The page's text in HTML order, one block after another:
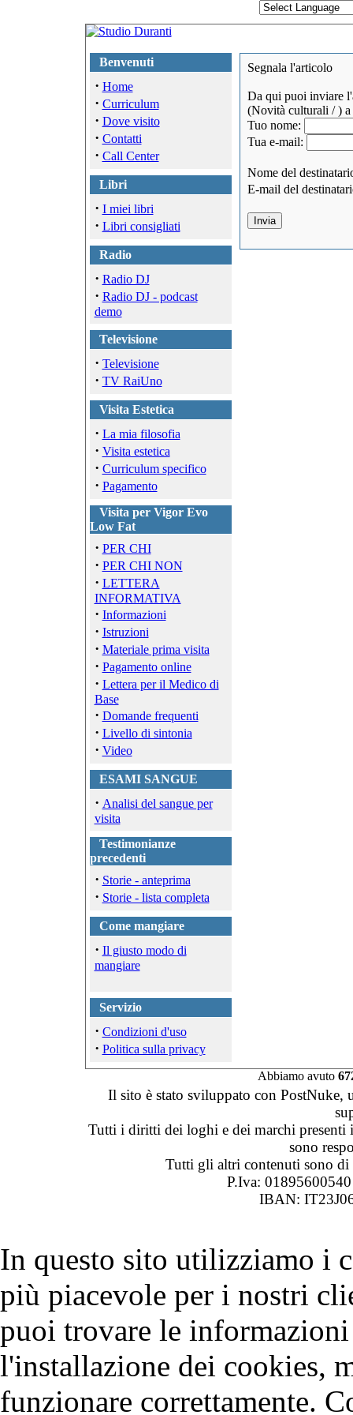
Benvenuti
· Home
· Curriculum
· Dove visito
· Contatti
· Call Center
Libri
· I miei libri
· Libri consigliati
Radio
· Radio DJ
· Radio DJ - podcast
demo
Televisione
· Televisione
· TV RaiUno
Visita Estetica
· La mia filosofia
· Visita estetica
· Curriculum specifico
· Pagamento
Visita per Vigor Evo
Low Fat
· PER CHI
· PER CHI NON
· LETTERA
INFORMATIVA
· Informazioni
· Istruzioni
· Materiale prima visita
· Pagamento online
· Lettera per il Medico di
Base
· Domande frequenti
· Livello di sintonia
· Video
ESAMI SANGUE
· Analisi del sangue per
visita
Testimonianze
precedenti
· Storie - anteprima
· Storie - lista completa
Come mangiare
· Il giusto modo di
mangiare
Servizio
· Condizioni d'uso
· Politica sulla privacy
Segnala l'articolo
Da qui puoi inviare
(Novità culturali / )a
Tuo nome:
Tua e-mail:
Nome del
E-mail del
Abbiamo avuto
Il sito è stato sviluppato con PostNuke,
Tutti i diritti dei loghi e dei marchi
sono
Tutti gli altri contenuti sono
P.Iva:
IBAN:
In questo sito utilizziamo i
più piacevole per i nostri
puoi trovare le
l'installazione dei cookies,
funzionare correttamente.